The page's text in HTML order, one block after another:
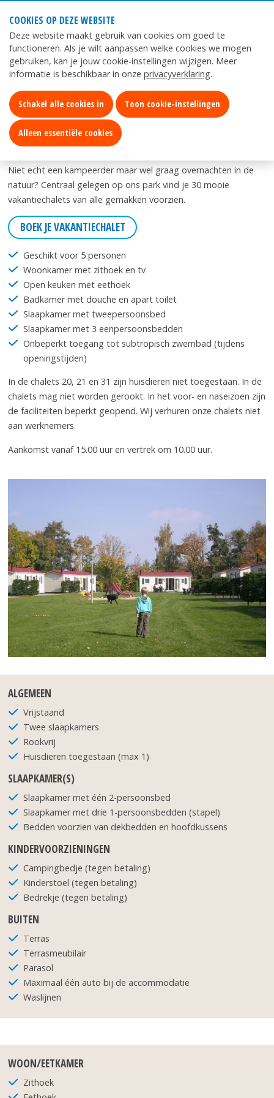
Mijn
Kurenpolder
App
Home Verblijf Vakantiechalets
VAKANTIECHALETS
LOGEREN OP DE KURENPOLDER
Niet echt een kampeerder maar wel graag overnachten in de
natuur? Centraal gelegen op ons park vind je 30 mooie
vakantiechalets van alle gemakken voorzien.
BOEK JE VAKANTIECHALET
Geschikt voor 5 personen
Woonkamer met zithoek en tv
Open keuken met eethoek
Badkamer met douche en apart toilet
Slaapkamer met tweepersoonsbed
Slaapkamer met 3 eenpersoonsbedden
Onbeperkt toegang tot subtropisch zwembad (tijdens
openingstijden)
In de chalets 20, 21 en 31 zijn huisdieren niet toegestaan. In de
chalets mag niet worden gerookt. In het voor- en naseizoen zijn
de faciliteiten beperkt geopend. Wij verhuren onze chalets niet
aan werknemers.
Aankomst vanaf 15.00 uur en vertrek om 10.00 uur.
ALGEMEEN
Vrijstaand
Twee slaapkamers
Rookvrij
Huisdieren toegestaan (max 1)
SLAAPKAMER(S)
Slaapkamer met één 2-persoonsbed
Slaapkamer met drie 1-persoonsbedden (stapel)
Bedden voorzien van dekbedden en hoofdkussens
KINDERVOORZIENINGEN
Campingbedje (tegen betaling)
Kinderstoel (tegen betaling)
Bedrekje (tegen betaling)
BUITEN
Terras
Terrasmeubilair
Parasol
Maximaal één auto bij de accommodatie
Waslijnen
WOON/EETKAMER
Zithoek
COOKIES OP DEZE WEBSITE
Deze website maakt gebruik van cookies om goed te
functioneren. Als je wilt aanpassen welke cookies we mogen
gebruiken, kan je jouw cookie-instellingen wijzigen. Meer
informatie is beschikbaar in onze privacyverklaring.
Schakel alle cookies in Toon cookie-instellingen
Alleen essentiële cookies